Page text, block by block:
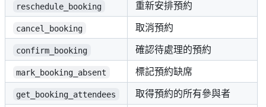
reschedule_booking 重新安排預約
cancel_booking 取消預約
confirm_booking 確認待處理的預約
mark_booking_absent 標記預約缺席
get_booking_attendees 取得預約的所有參與者